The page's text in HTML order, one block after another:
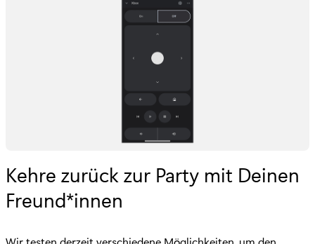
Kehre zurück zur Party mit Deinen
Freund*innen